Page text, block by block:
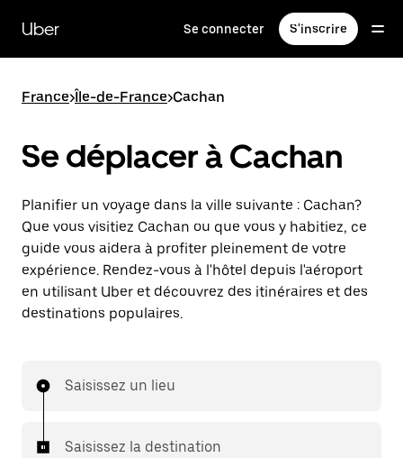
contenu
principal
Uber Se connecter S'inscrire
France>Île-de-France>Cachan
Se déplacer à Cachan
Planifier un voyage dans la ville suivante : Cachan?
Que vous visitiez Cachan ou que vous y habitiez, ce
guide vous aidera à profiter pleinement de votre
expérience. Rendez-vous à l'hôtel depuis l'aéroport
en utilisant Uber et découvrez des itinéraires et des
destinations populaires.
Saisissez un lieu
Saisissez la destination